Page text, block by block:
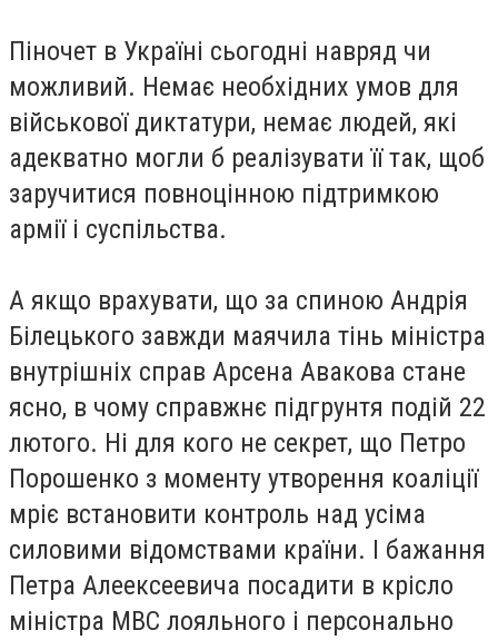
Піночет в Україні сьогодні навряд чи
можливий. Немає необхідних умов для
військової диктатури, немає людей, які
адекватно могли б реалізувати її так, щоб
заручитися повноцінною підтримкою
армії і суспільства.
А якщо врахувати, що за спиною Андрія
Білецького завжди маячила тінь міністра
внутрішніх справ Арсена Авакова стане
ясно, в чому справжнє підгрунтя подій 22
лютого. Ні для кого не секрет, що Петро
Порошенко з моменту утворення коаліції
мріє встановити контроль над усіма
силовими відомствами країни. І бажання
Петра Алеексеевича посадити в крісло
міністра МВС лояльного і персонально